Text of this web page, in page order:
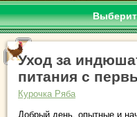
Уход за
питания с
Курочка Ряба
Добрый день, опытные и